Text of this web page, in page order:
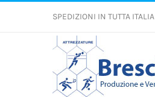
Salta
SPEDIZIONI IN TUTTA ITALIA